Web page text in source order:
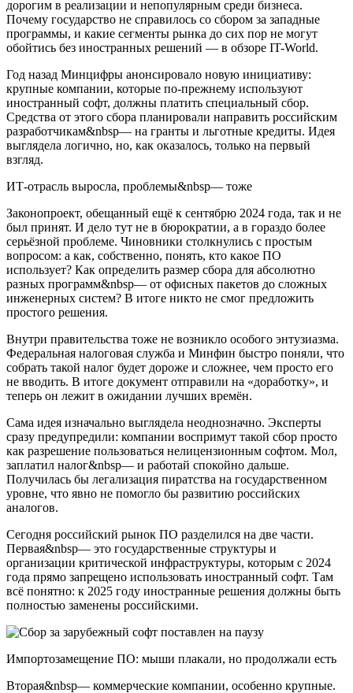
дорогим в реализации и непопулярным среди бизнеса.
Почему государство не справилось со сбором за западные
программы, и какие сегменты рынка до сих пор не могут
обойтись без иностранных решений — в обзоре IT-World.
Год назад Минцифры анонсировало новую инициативу:
крупные компании, которые по-прежнему используют
иностранный софт, должны платить специальный сбор.
Средства от этого сбора планировали направить российским
разработчикам&nbsp— на гранты и льготные кредиты. Идея
выглядела логично, но, как оказалось, только на первый
взгляд.
ИТ-отрасль выросла, проблемы&nbsp— тоже
Законопроект, обещанный ещё к сентябрю 2024 года, так и не
был принят. И дело тут не в бюрократии, а в гораздо более
серьёзной проблеме. Чиновники столкнулись с простым
вопросом: а как, собственно, понять, кто какое ПО
использует? Как определить размер сбора для абсолютно
разных программ&nbsp— от офисных пакетов до сложных
инженерных систем? В итоге никто не смог предложить
простого решения.
Внутри правительства тоже не возникло особого энтузиазма.
Федеральная налоговая служба и Минфин быстро поняли, что
собрать такой налог будет дороже и сложнее, чем просто его
не вводить. В итоге документ отправили на «доработку», и
теперь он лежит в ожидании лучших времён.
Сама идея изначально выглядела неоднозначно. Эксперты
сразу предупредили: компании воспримут такой сбор просто
как разрешение пользоваться нелицензионным софтом. Мол,
заплатил налог&nbsp— и работай спокойно дальше.
Получилась бы легализация пиратства на государственном
уровне, что явно не помогло бы развитию российских
аналогов.
Сегодня российский рынок ПО разделился на две части.
Первая&nbsp— это государственные структуры и
организации критической инфраструктуры, которым с 2024
года прямо запрещено использовать иностранный софт. Там
всё понятно: к 2025 году иностранные решения должны быть
полностью заменены российскими.
Импортозамещение ПО: мыши плакали, но продолжали есть
Вторая&nbsp— коммерческие компании, особенно крупные.